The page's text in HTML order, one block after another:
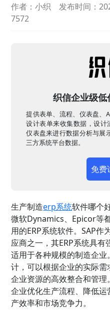
作者：小织 发布时间：
7572
织信企业级低
提供表单、流程、仪表盘、
设计表单来收集数据，设
仪表盘来进行数据分析与展
三方系统平台数据。
免费
生产制造erp系统软件哪个
微软Dynamics、Epicor等
用的ERP系统软件。SAP
应商之一，其ERP系统具有
适用于各种规模的制造企
计，可以根据企业的实际
企业资源的高效整合和管理
企业优化生产流程、降低
产效率和市场竞争力。